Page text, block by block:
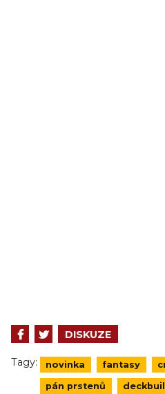
DISKUZE
Tagy: novinka fantasy
pán prstenů